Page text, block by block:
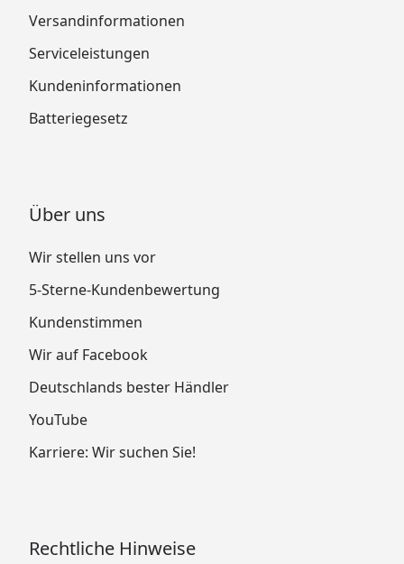
Versandinformationen
Serviceleistungen
Kundeninformationen
Batteriegesetz
Über uns
Wir stellen uns vor
5-Sterne-Kundenbewertung
Kundenstimmen
Wir auf Facebook
Deutschlands bester Händler
YouTube
Karriere: Wir suchen Sie!
Rechtliche Hinweise